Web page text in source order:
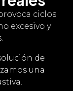
ciclos
excesivo y
de
una